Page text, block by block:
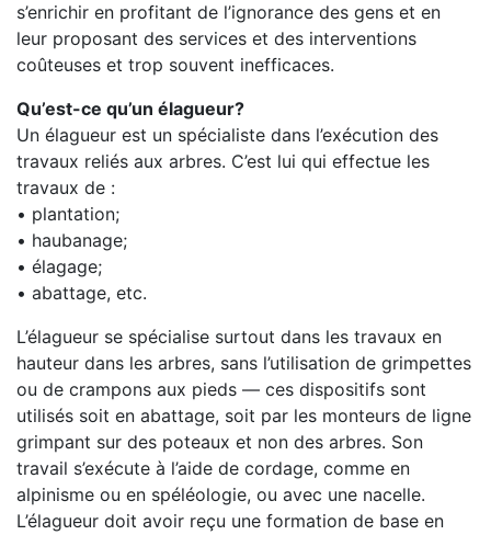
s’enrichir en profitant de l’ignorance des gens et en
leur proposant des services et des interventions
coûteuses et trop souvent inefficaces.
Qu’est-ce qu’un élagueur?
Un élagueur est un spécialiste dans l’exécution des
travaux reliés aux arbres. C’est lui qui effectue les
travaux de :
• plantation;
• haubanage;
• élagage;
• abattage, etc.
L’élagueur se spécialise surtout dans les travaux en
hauteur dans les arbres, sans l’utilisation de grimpettes
ou de crampons aux pieds — ces dispositifs sont
utilisés soit en abattage, soit par les monteurs de ligne
grimpant sur des poteaux et non des arbres. Son
travail s’exécute à l’aide de cordage, comme en
alpinisme ou en spéléologie, ou avec une nacelle.
L’élagueur doit avoir reçu une formation de base en